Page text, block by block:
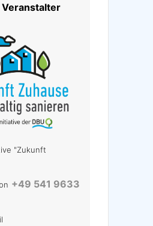
"Zukunft
+49 541 9633